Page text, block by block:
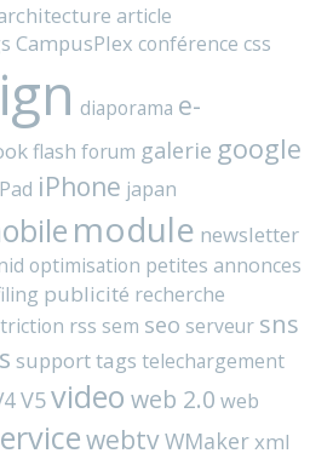
article
CampusPlex conférence css
diaporama e-
flash forum galerie google
iPhone japan
module newsletter
optimisation petites annonces
publicité recherche
rss sem seo serveur sns
supporttags telechargement
V5video web 2.0 web
webtvWMakerxml